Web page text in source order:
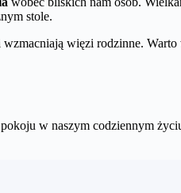
stole.
więzi rodzinne. Warto
w naszym codziennym